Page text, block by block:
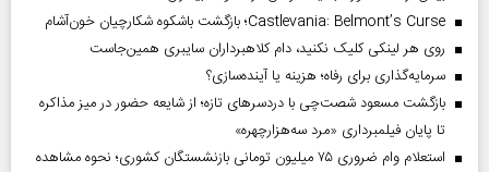
Castlevania: Belmont’s Curse؛ بازگشت باشکوه شکارچیان خون‌آشام
روی هر لینکی کلیک نکنید، دام کلاهبرداران سایبری همین‌جاست
سرمایه‌گذاری برای رفاه؛ هزینه یا آینده‌سازی؟
بازگشت مسعود شصت‌چی با دردسر‌های تازه؛ از شایعه حضور در میز مذاکره
تا پایان فیلمبرداری «مرد سه‌هزارچهره»
استعلام وام ضروری ۷۵ میلیون تومانی بازنشستگان کشوری؛ نحوه مشاهده